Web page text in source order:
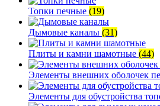
Топки печные (19)
Дымовые каналы (31)
Плиты и камни шамотные (44)
Элементы внешних оболочек
Элементы для обустройства